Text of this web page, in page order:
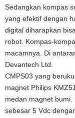
Sedangkan kompas
yang efektif dengan
digital diharapkan
robot. Kompas-
macamnya. Di
Devantech Ltd.
CMPS03 yang
magnet Philips
medan magnet
sebesar 5 Vdc